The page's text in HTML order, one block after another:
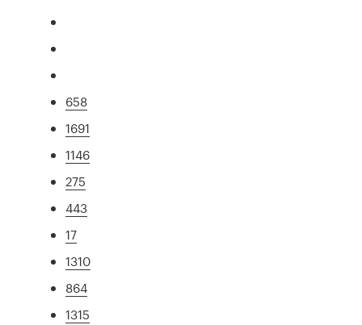
658
1691
1146
275
443
17
1310
864
1315